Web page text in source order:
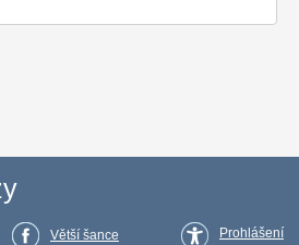
Větší šance
Prohlášení